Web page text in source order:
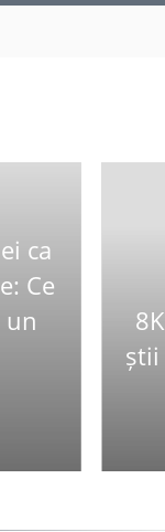
ca
Ce
un
știi